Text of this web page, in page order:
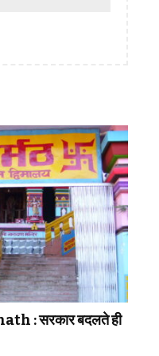
: सरकार बदलते ही